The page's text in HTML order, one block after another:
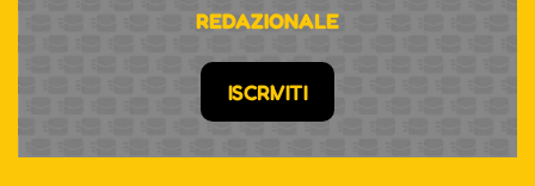
REDAZIONALE
ISCRIVITI